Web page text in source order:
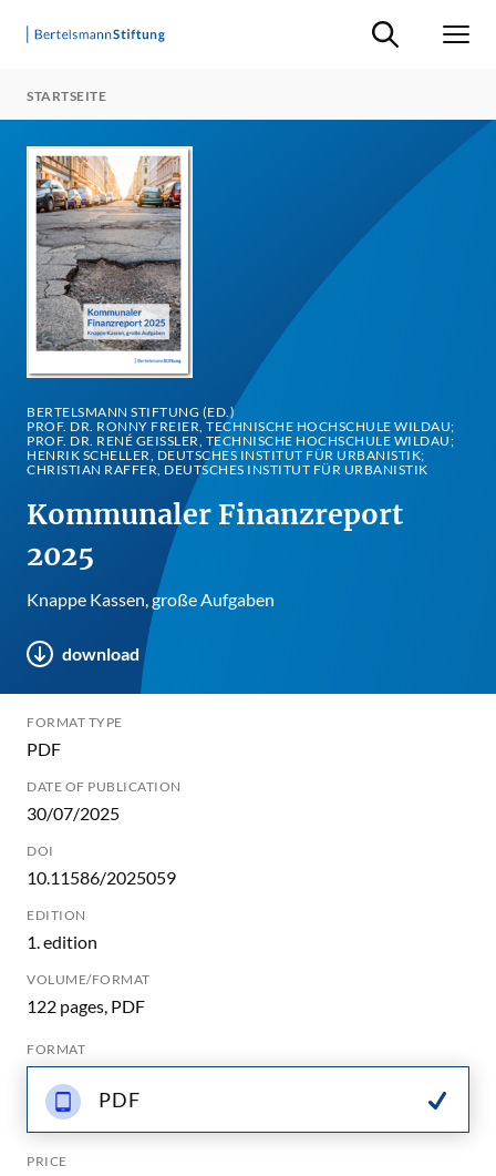
Suche ein-/
STARTSEITE
BERTELSMANN STIFTUNG (ED.)
PROF. DR. RONNY FREIER, TECHNISCHE HOCHSCHULE WILDAU;
PROF. DR. RENÉ GEISSLER, TECHNISCHE HOCHSCHULE WILDAU; H
ENRIK SCHELLER, DEUTSCHES INSTITUT FÜR URBANISTIK; C
HRISTIAN RAFFER, DEUTSCHES INSTITUT FÜR URBANISTIK
Kommunaler Finanzreport
2025
Knappe Kassen, große Aufgaben
download
FORMAT TYPE
PDF
DATE OF PUBLICATION
30/07/2025
DOI
10.11586/2025059
EDITION
1. edition
VOLUME/FORMAT
122 pages, PDF
FORMAT
PDF
PRICE